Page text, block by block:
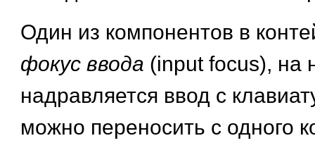
Один из компонентов в
фокус ввода (input focus), на
надравляется ввод с
можно переносить с одного